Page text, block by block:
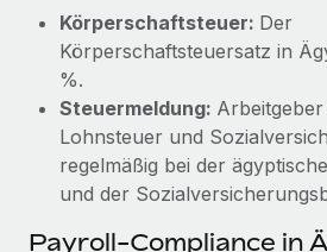
Körperschaftsteuer: Der
Körperschaftsteuersatz in
%.
Steuermeldung:
Lohnsteuer und
regelmäßig bei der
und der
Payroll-Compliance in